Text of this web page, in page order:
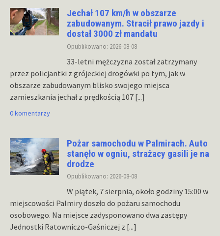
Jechał 107 km/h w obszarze
zabudowanym. Stracił prawo jazdy i
dostał 3000 zł mandatu
Opublikowano: 2026-08-08
33-letni mężczyzna został zatrzymany
przez policjantki z grójeckiej drogówki po tym, jak w
obszarze zabudowanym blisko swojego miejsca
zamieszkania jechał z prędkością 107 [...]
0 komentarzy
Pożar samochodu w Palmirach. Auto
stanęło w ogniu, strażacy gasili je na
drodze
Opublikowano: 2026-08-08
W piątek, 7 sierpnia, około godziny 15:00 w
miejscowości Palmiry doszło do pożaru samochodu
osobowego. Na miejsce zadysponowano dwa zastępy
Jednostki Ratowniczo-Gaśniczej z [...]